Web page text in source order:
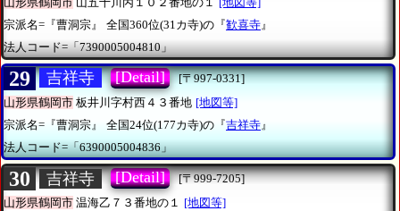
宗派名=『曹洞宗』
全国360位(31カ寺)の『歓喜寺 』
法人コード=「7390005004810」
29 吉祥寺 [Detail]
[〒997-0331]
山形県鶴岡市 板井川字村西４３番地 [地図等]
宗派名=『曹洞宗』
全国24位(177カ寺)の『吉祥寺 』
法人コード=「6390005004836」
30 吉祥寺 [Detail]
[〒999-7205]
山形県鶴岡市 温海乙７３番地の１ [地図等]